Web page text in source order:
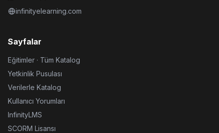
infinityelearning.com
Sayfalar
Eğitimler · Tüm Katalog
Yetkinlik Pusulası
Verilerle Katalog
Kullanıcı Yorumları
InfinityLMS
SCORM Lisansı